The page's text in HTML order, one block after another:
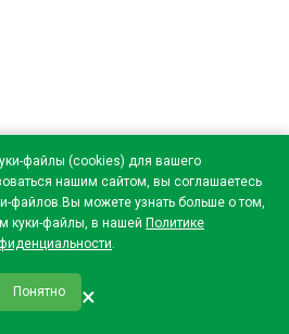
файлы (cookies) для вашего
нашим сайтом, вы соглашаетесь
файлов.Вы можете узнать больше о том,
куки-файлы, в нашей Политике
.
Понятно ×
qr_code